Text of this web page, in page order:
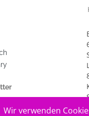
Wir verwenden